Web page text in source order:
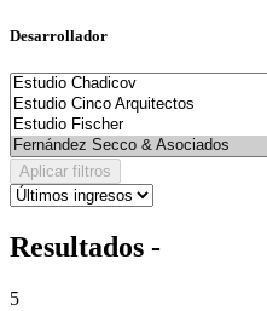
Desarrollador
Aplicar filtros
Resultados -
5